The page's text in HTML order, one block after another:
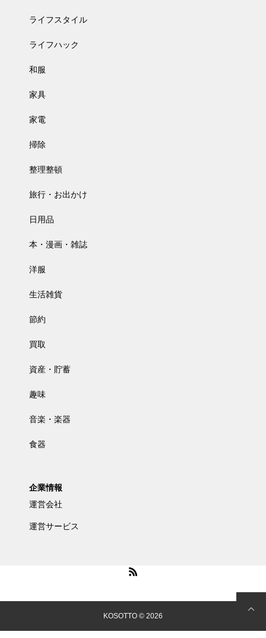
ライフスタイル
ライフハック
和服
家具
家電
掃除
整理整頓
旅行・お出かけ
日用品
本・漫画・雑誌
洋服
生活雑貨
節約
買取
資産・貯蓄
趣味
音楽・楽器
食器
企業情報
運営会社
運営サービス
KOSOTTO © 2026